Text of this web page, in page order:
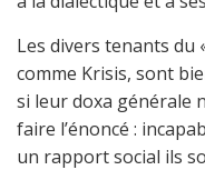
Les divers tenants du
comme Krisis, sont
si leur doxa générale
faire l’énoncé :
un rapport social ils